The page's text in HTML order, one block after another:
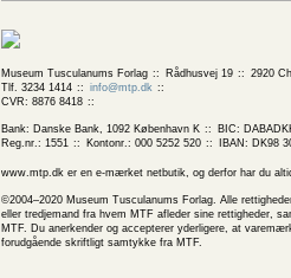
Museum Tusculanums Forlag Rådhusvej 19
2920
Tlf. 3234 1414
info@mtp.dk
CVR: 8876 8418
Bank: Danske Bank, 1092 København K
BIC:
Reg.nr.: 1551
Kontonr.: 000 5252 520 IBAN: DK98
www.mtp.dk er en e-mærket netbutik, og derfor har du
©2004–2020 Museum Tusculanums Forlag. Alle
eller tredjemand fra hvem MTF afleder sine rettigheder,
MTF. Du anerkender og accepterer yderligere, at
forudgående skriftligt samtykke fra MTF.